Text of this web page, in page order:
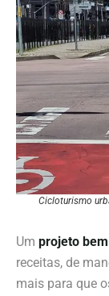
Cicloturismo
Um projeto
receitas, de
mais para que